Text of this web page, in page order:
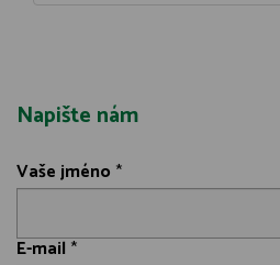
Napište nám
Vaše jméno *
E-mail *